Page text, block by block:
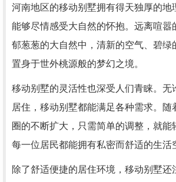
河南地区的移动别墅拥有得天独厚的地
能够尽情感受大自然的怀抱。远离喧嚣
郁葱葱的大自然中，清新的空气、碧绿
置身于世外桃源般的梦幻之境。
移动别墅的灵活性也深受人们青睐。无
居住，移动别墅都能满足各种需求。随
圈的不断扩大，只需简单的调整，就能
每一位居民都能拥有私密而舒适的生活
除了舒适便捷的居住环境，移动别墅还